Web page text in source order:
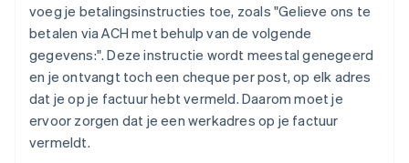
voeg je betalingsinstructies toe, zoals "Gelieve ons te
betalen via ACH met behulp van de volgende
gegevens:". Deze instructie wordt meestal genegeerd
en je ontvangt toch een cheque per post, op elk adres
dat je op je factuur hebt vermeld. Daarom moet je
ervoor zorgen dat je een werkadres op je factuur
vermeldt.